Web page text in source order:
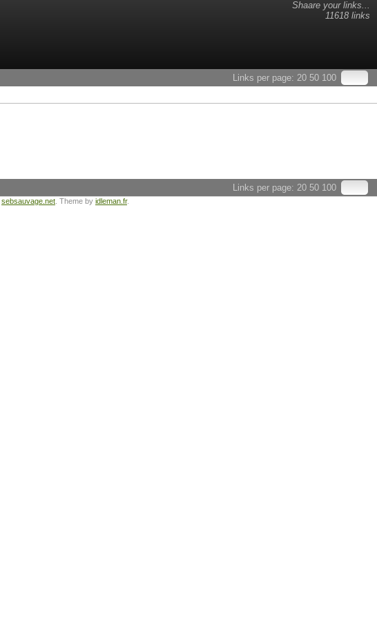
Shaare your links...
11618 links
Links per page: 20 50 100
Links per page: 20 50 100
sebsauvage.net . Theme by idleman.fr.